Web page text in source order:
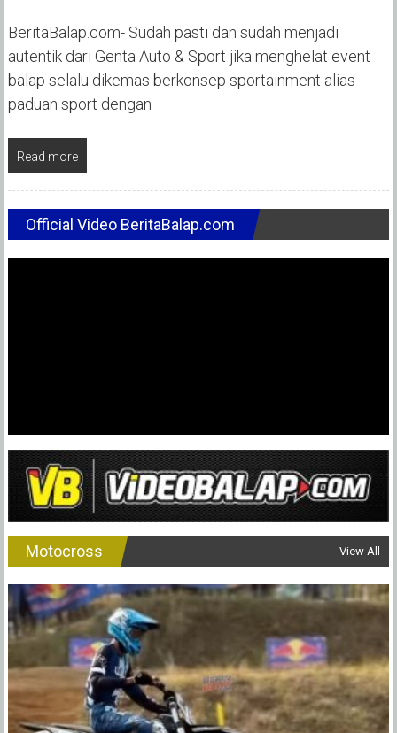
BeritaBalap.com- Sudah pasti dan sudah menjadi
autentik dari Genta Auto & Sport jika menghelat event
balap selalu dikemas berkonsep sportainment alias
paduan sport dengan
Read more
Official Video BeritaBalap.com
Motocross View All